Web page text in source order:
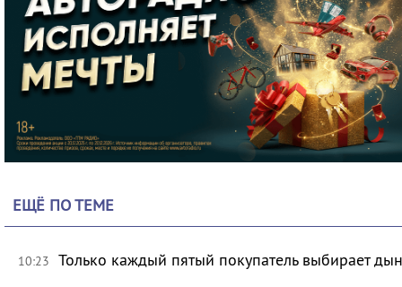
ЕЩЁ ПО ТЕМЕ
10:23 Только каждый пятый покупатель выбирает